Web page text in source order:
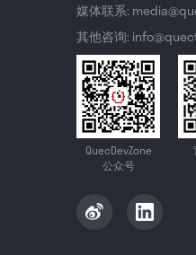
媒体联系:
其他咨询:
QuecDevZone
公众号